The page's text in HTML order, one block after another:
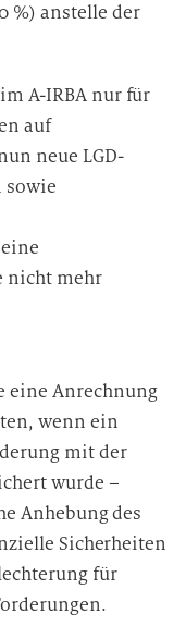
%) anstelle der
A-IRBA nur für
auf
neue LGD-
sowie
nicht mehr
eine Anrechnung
wenn ein
mit der
wurde –
Anhebung des
Sicherheiten
für